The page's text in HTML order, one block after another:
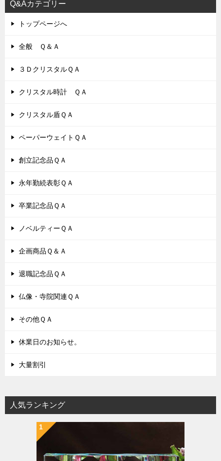
Q&Aカテゴリー
トップページへ
全般 Ｑ＆Ａ
３ＤクリスタルＱＡ
クリスタル時計 ＱＡ
クリスタル盾ＱＡ
ペーパーウェイトＱＡ
創立記念品ＱＡ
永年勤続表彰ＱＡ
卒業記念品ＱＡ
ノベルティーＱＡ
企画商品Ｑ＆Ａ
退職記念品ＱＡ
仏像・寺院関連ＱＡ
その他ＱＡ
休業日のお知らせ。
大量割引
人気ランキング